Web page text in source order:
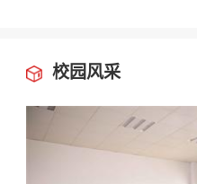
校园风采